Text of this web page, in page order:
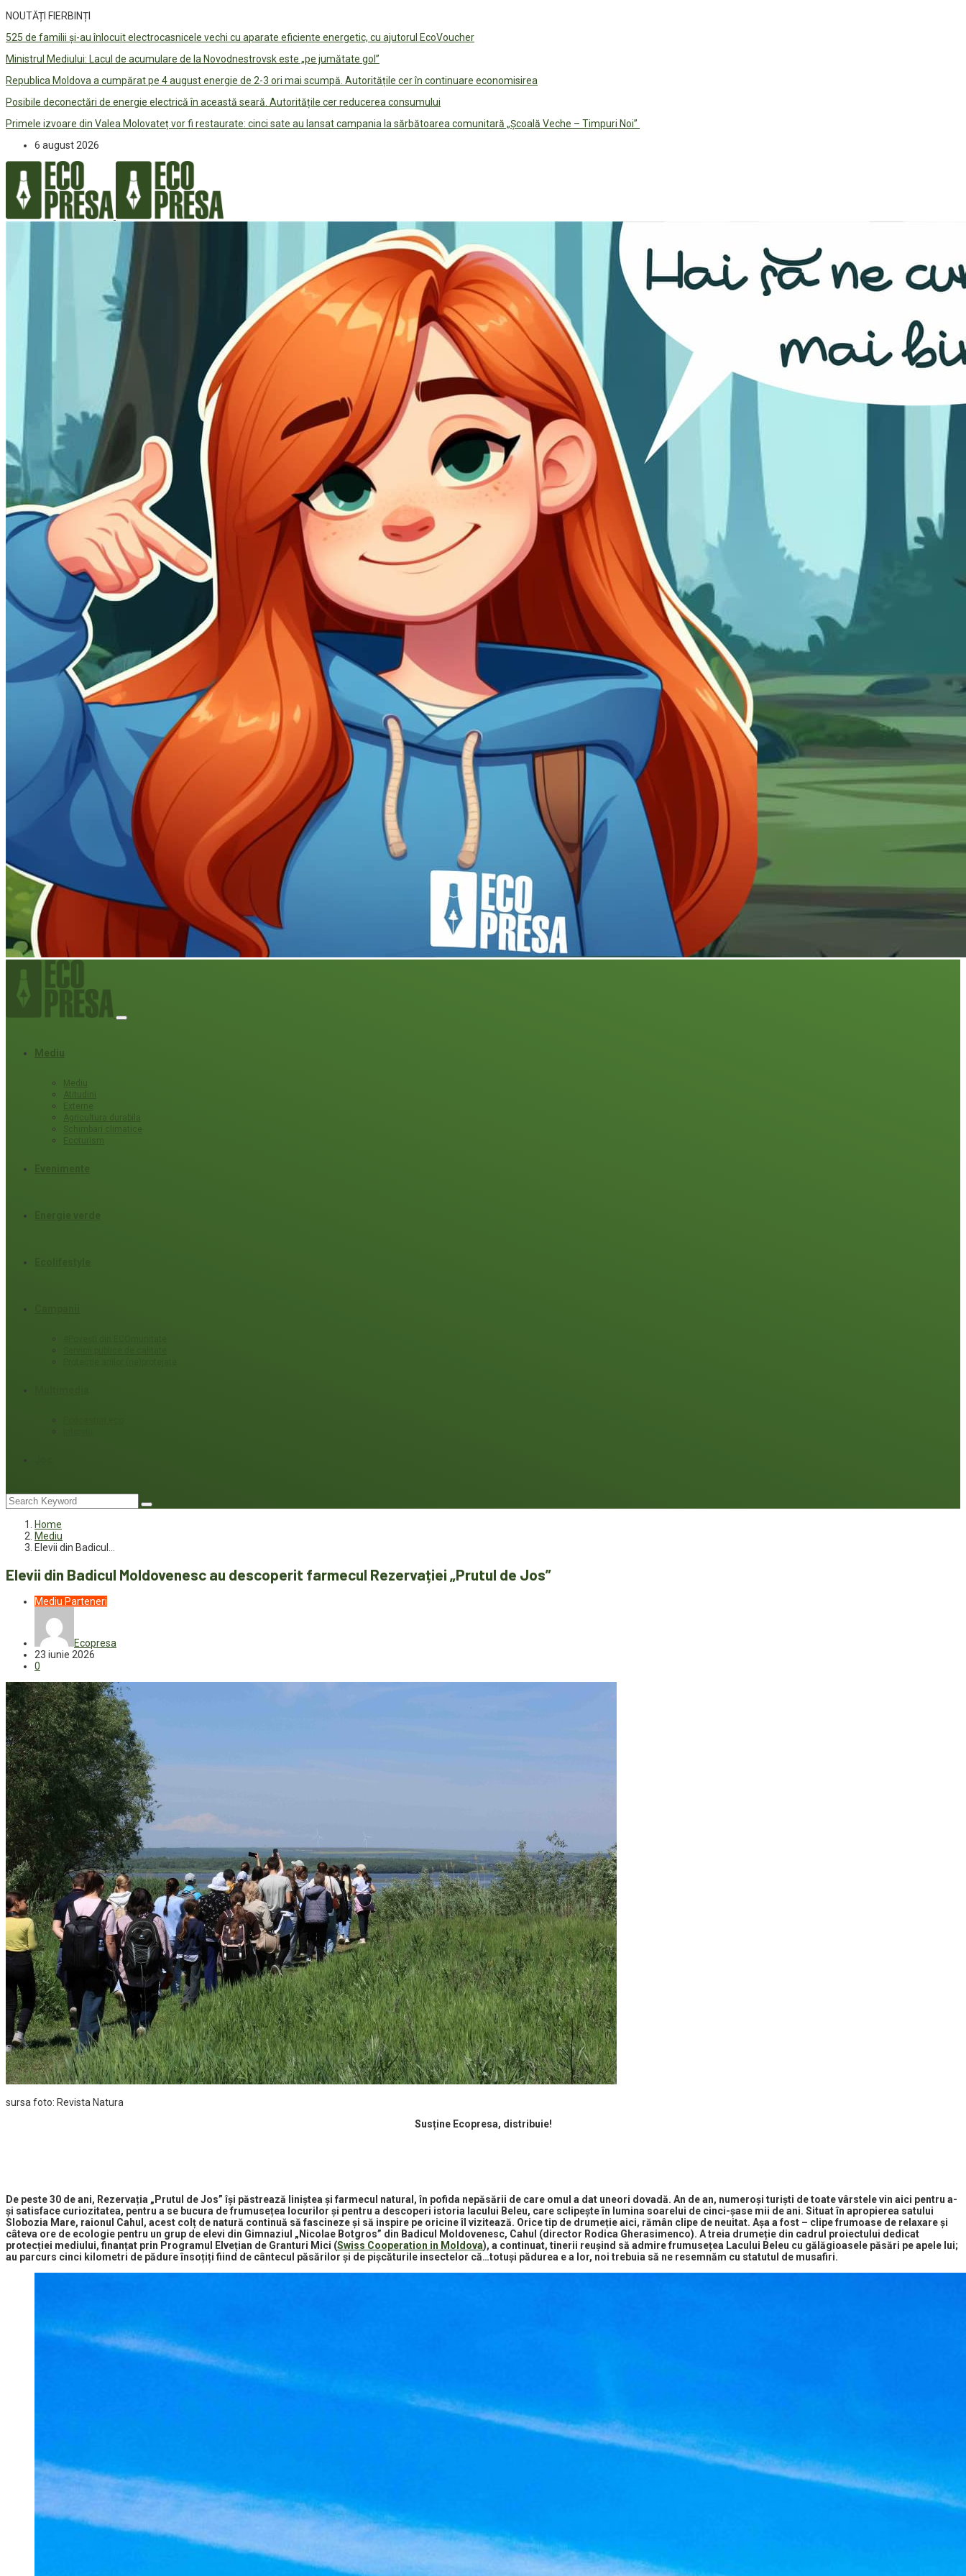
NOUTĂȚI FIERBINȚI
525 de familii și-au înlocuit electrocasnicele vechi cu aparate eficiente energetic, cu ajutorul EcoVoucher
Ministrul Mediului: Lacul de acumulare de la Novodnestrovsk este „pe jumătate gol”
Republica Moldova a cumpărat pe 4 august energie de 2-3 ori mai scumpă. Autoritățile cer în continuare economisirea
Posibile deconectări de energie electrică în această seară. Autoritățile cer reducerea consumului
Primele izvoare din Valea Molovateț vor fi restaurate: cinci sate au lansat campania la sărbătoarea comunitară „Școală Veche – Timpuri Noi”
6 august 2026
Mediu
Mediu
Atitudini
Externe
Agricultura durabila
Schimbari climatice
Ecoturism
Home
Mediu
Elevii din Badicul…
Elevii din Badicul Moldovenesc au descoperit farmecul Rezervației „Prutul de Jos”
Mediu Parteneri
Ecopresa
23 iunie 2026
0
sursa foto: Revista Natura
Susține Ecopresa, distribuie!
De peste 30 de ani, Rezervația „Prutul de Jos” își păstrează liniștea și farmecul natural, în pofida nepăsării de care omul a dat uneori dovadă. An de an, numeroși turiști de toate vârstele vin aici pentru a-
și satisface curiozitatea, pentru a se bucura de frumusețea locurilor și pentru a descoperi istoria lacului Beleu, care sclipește în lumina soarelui de cinci-șase mii de ani. Situat în apropierea satului
Slobozia Mare, raionul Cahul, acest colț de natură continuă să fascineze și să inspire pe oricine îl vizitează. Orice tip de drumeție aici, rămân clipe de neuitat. Așa a fost – clipe frumoase de relaxare și
câteva ore de ecologie pentru un grup de elevi din Gimnaziul „Nicolae Botgros” din Badicul Moldovenesc, Cahul (director Rodica Gherasimenco). A treia drumeție din cadrul proiectului dedicat
protecției mediului, finanțat prin Programul Elvețian de Granturi Mici (Swiss Cooperation in Moldova), a continuat, tinerii reușind să admire frumusețea Lacului Beleu cu gălăgioasele păsări pe apele lui;
au parcurs cinci kilometri de pădure însoțiți fiind de cântecul păsărilor și de pișcăturile insectelor că…totuși pădurea e a lor, noi trebuia să ne resemnăm cu statutul de musafiri.